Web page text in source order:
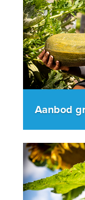
Aanbod